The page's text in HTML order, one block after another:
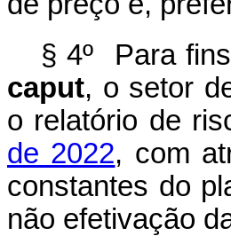
§ 4º Para
caput, o setor
o relatório de
de 2022, com
constantes do
não efetivação